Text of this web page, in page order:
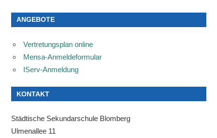
ANGEBOTE
Vertretungsplan online
Mensa-Anmeldeformular
IServ-Anmeldung
KONTAKT
Städtische Sekundarschule Blomberg
Ulmenallee 11